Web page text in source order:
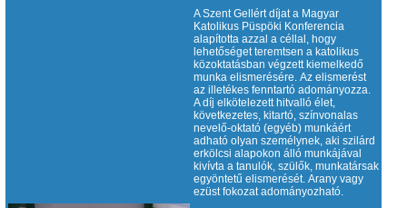
A Szent Gellért díjat a Magyar
Katolikus Püspöki Konferencia
alapította azzal a céllal, hogy
lehetőséget teremtsen a katolikus
közoktatásban végzett kiemelkedő
munka elismerésére. Az elismerést
az illetékes fenntartó adományozza.
A díj elkötelezett hitvalló élet,
következetes, kitartó, színvonalas
nevelő-oktató (egyéb) munkáért
adható olyan személynek, aki szilárd
erkölcsi alapokon álló munkájával
kivívta a tanulók, szülők, munkatársak
egyöntetű elismerését. Arany vagy
ezüst fokozat adományozható.